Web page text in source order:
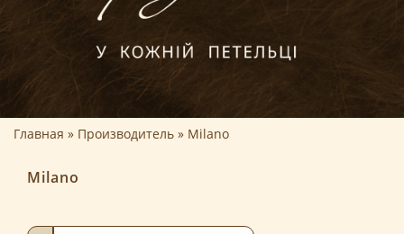
Главная Производитель Milano
Milano